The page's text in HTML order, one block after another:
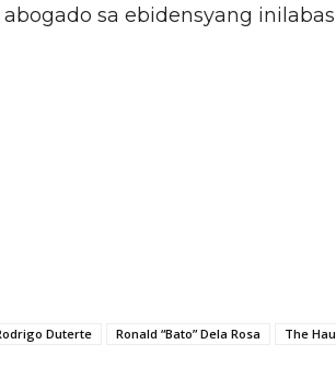
sa ebidensyang
Duterte Ronald “Bato” Dela Rosa
The